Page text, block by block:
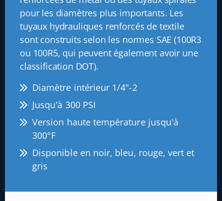
pour les diamètres plus importants. Les
tuyaux hydrauliques renforcés de textile
sont construits selon les normes SAE (100R3
ou 100R5, qui peuvent également avoir une
classification DOT).
Diamètre intérieur 1/4"-2
Jusqu'à 300 PSI
Version haute température jusqu'à
300°F
Disponible en noir, bleu, rouge, vert et
gris